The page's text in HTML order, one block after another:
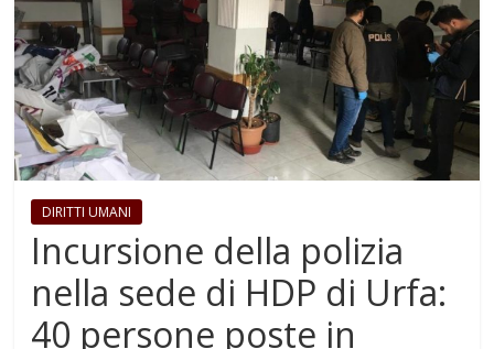
DIRITTI UMANI
Incursione della polizia
nella sede di HDP di Urfa:
40 persone poste in